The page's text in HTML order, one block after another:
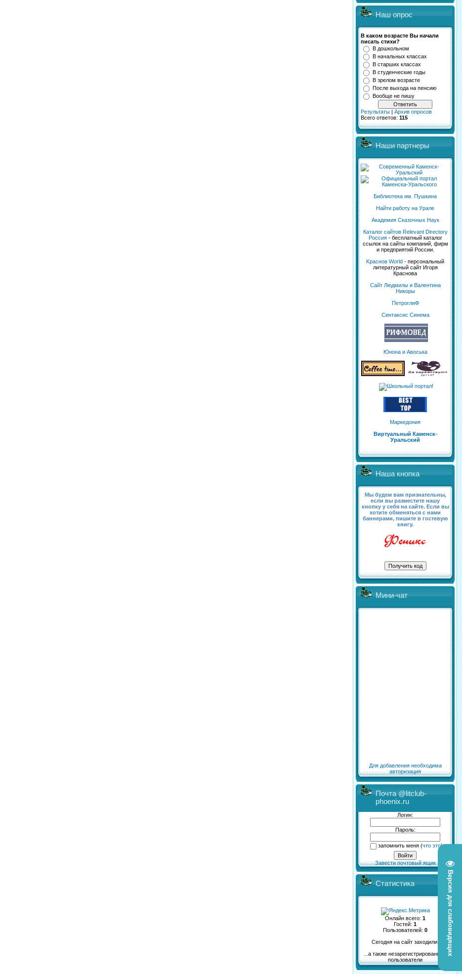
Версия для слабовидящих
Наш опрос
В каком возрасте Вы начали
писать стихи?
В дошкольном
В начальных классах
В старших классах
В студенческие годы
В зрелом возрасте
После выхода на пенсию
Вообще не пишу
Результаты | Архив опросов
Всего ответов: 115
Наши партнеры
Библиотека им. Пушкина
Найти работу на Урале
Академия Сказочных Наук
Каталог сайтов Relevant Directory
Россия- бесплатный каталог
ссылок на сайты компаний, фирм
и предприятий России.
Kраснов World - персональный
литературный сайт Игоря
Краснова
Сайт Людмилы и Валентина
Никоры
ПетроглиФ
Синтаксис Синема
Юнона и Авоська
Маркедония
Виртуальный Каменск-
Уральский
Наша кнопка
Мы будем вам признательны,
если вы разместите нашу
кнопку у себя на сайте. Если вы
хотите обменяться с нами
баннерами, пишите в гостевую
книгу.
Мини-чат
Для добавления необходима
авторизация
Почта @litclub-
phoenix.ru
Логин:
Пароль:
запомнить меня(что это)
Завести почтовый ящик
Статистика
Онлайн всего: 1
Гостей: 1
Пользователей: 0
Сегодня на сайт заходили:
...а также незарегистрированные
пользователи